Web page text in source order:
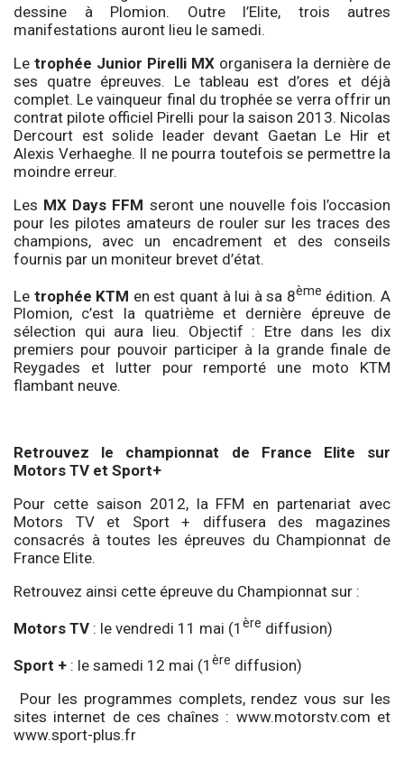
dessine à Plomion. Outre l’Elite, trois autres
manifestations auront lieu le samedi.
Le trophée Junior Pirelli MX organisera la dernière de
ses quatre épreuves. Le tableau est d’ores et déjà
complet. Le vainqueur final du trophée se verra offrir un
contrat pilote officiel Pirelli pour la saison 2013. Nicolas
Dercourt est solide leader devant Gaetan Le Hir et
Alexis Verhaeghe. Il ne pourra toutefois se permettre la
moindre erreur.
Les MX Days FFM seront une nouvelle fois l’occasion
pour les pilotes amateurs de rouler sur les traces des
champions, avec un encadrement et des conseils
fournis par un moniteur brevet d’état.
Le trophée KTM en est quant à lui à sa 8ème édition. A
Plomion, c’est la quatrième et dernière épreuve de
sélection qui aura lieu. Objectif : Etre dans les dix
premiers pour pouvoir participer à la grande finale de
Reygades et lutter pour remporté une moto KTM
flambant neuve.
Retrouvez le championnat de France Elite sur
Motors TV et Sport+
Pour cette saison 2012, la FFM en partenariat avec
Motors TV et Sport + diffusera des magazines
consacrés à toutes les épreuves du Championnat de
France Elite.
Retrouvez ainsi cette épreuve du Championnat sur :
Motors TV : le vendredi 11 mai (1 ère diffusion)
Sport + : le samedi 12 mai (1 ère diffusion)
Pour les programmes complets, rendez vous sur les
sites internet de ces chaînes : www.motorstv.com et
www.sport-plus.fr